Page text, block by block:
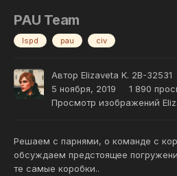
PAU Team
lspd pau civ
Автор Elizaveta K. 2B-32531
5 ноября, 2019
1 890
Просмотр изображений
Решаем с парнями, о команде с
обсуждаем предстоящее
те самые коробки..